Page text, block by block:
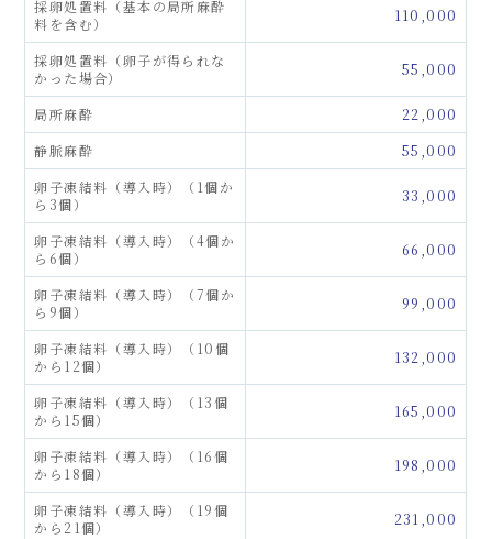
採卵処置料（基本の局所麻酔
料を含む）
110,000
採卵処置料（卵子が得られな
かった場合）
55,000
局所麻酔
22,000
静脈麻酔
55,000
卵子凍結料（導入時）（1個か
ら3個）
33,000
卵子凍結料（導入時）（4個か
ら6個）
66,000
卵子凍結料（導入時）（7個か
ら9個）
99,000
卵子凍結料（導入時）（10個
から12個）
132,000
卵子凍結料（導入時）（13個
から15個）
165,000
卵子凍結料（導入時）（16個
から18個）
198,000
卵子凍結料（導入時）（19個
から21個）
231,000